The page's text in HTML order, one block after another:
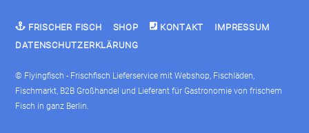
FRISCHER FISCH SHOP KONTAKT
IMPRESSUM
DATENSCHUTZERKLÄRUNG
© Flyingfisch - Frischfisch Lieferservice mit Webshop, Fischläden,
Fischmarkt, B2B Großhandel und Lieferant für Gastronomie von frischem
Fisch in ganz Berlin.